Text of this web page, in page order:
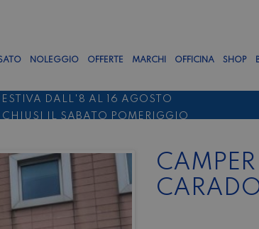
NOLEGGIO OFFERTE MARCHI OFFICINA SHOP
DALL'8 AL 16 AGOSTO
IL SABATO POMERIGGIO